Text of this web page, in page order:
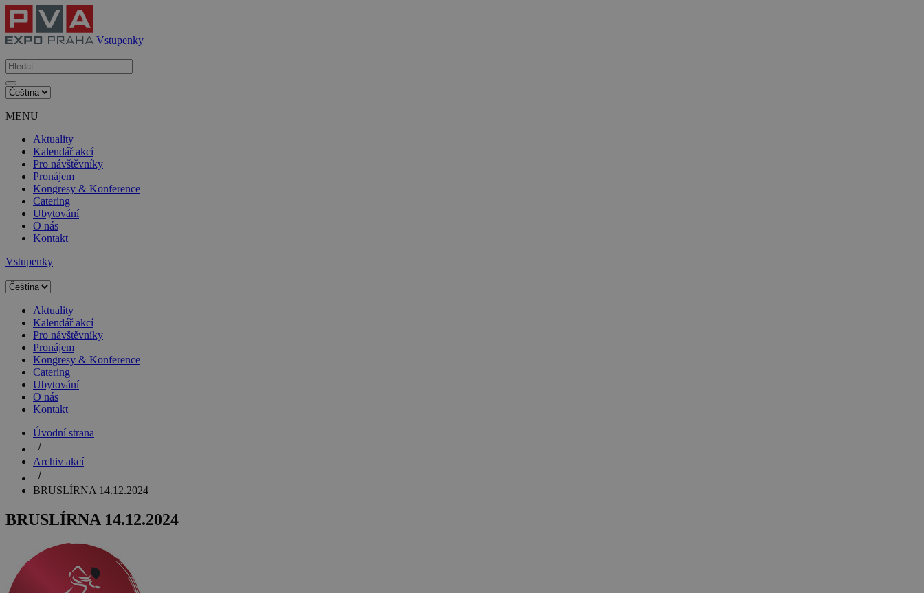
Vstupenky
MENU
Aktuality
Kalendář akcí
Pro návštěvníky
Pronájem
Kongresy & Konference
Catering
Ubytování
O nás
Kontakt
Vstupenky
Aktuality
Kalendář akcí
Pro návštěvníky
Pronájem
Kongresy & Konference
Catering
Ubytování
O nás
Kontakt
Úvodní strana
Archiv akcí
BRUSLÍRNA 14.12.2024
BRUSLÍRNA 14.12.2024